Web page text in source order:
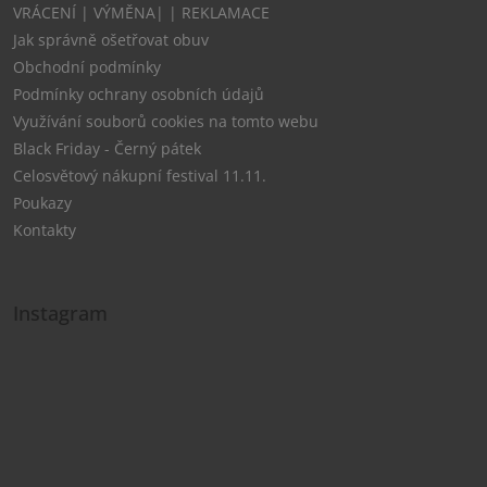
VRÁCENÍ | VÝMĚNA| | REKLAMACE
Jak správně ošetřovat obuv
Obchodní podmínky
Podmínky ochrany osobních údajů
Využívání souborů cookies na tomto webu
Black Friday - Černý pátek
Celosvětový nákupní festival 11.11.
Poukazy
Kontakty
Instagram